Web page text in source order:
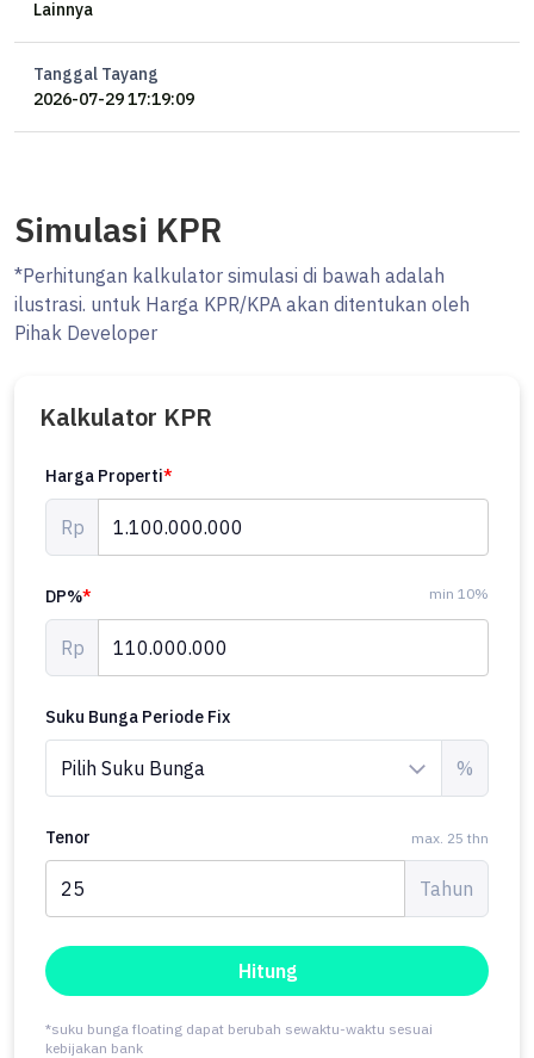
Lainnya
Tanggal Tayang
2026-07-29 17:19:09
Simulasi KPR
*Perhitungan kalkulator simulasi di bawah adalah
ilustrasi. untuk Harga KPR/KPA akan ditentukan oleh
Pihak Developer
Kalkulator KPR
Harga Properti*
Rp
DP%* min 10%
Rp
Suku Bunga Periode Fix
%
Tenor max. 25 thn
Tahun
Hitung
*suku bunga floating dapat berubah sewaktu-waktu sesuai
kebijakan bank